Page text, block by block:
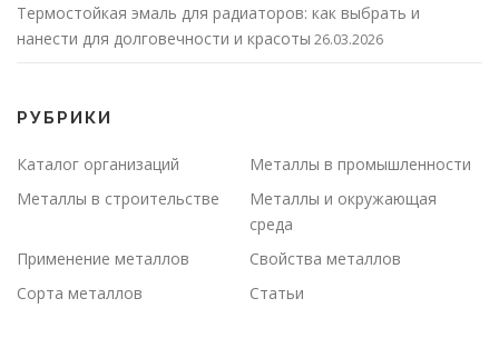
Термостойкая эмаль для радиаторов: как выбрать и
нанести для долговечности и красоты 26.03.2026
РУБРИКИ
Каталог организаций
Металлы в промышленности
Металлы в строительстве
Металлы и окружающая
среда
Применение металлов
Свойства металлов
Сорта металлов
Статьи